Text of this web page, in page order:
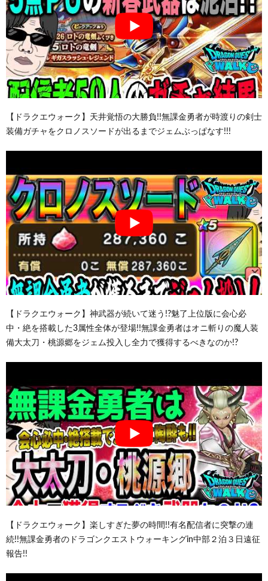
【ドラクエウォーク】天井覚悟の大勝負!!無課金勇者が時渡りの剣士
装備ガチャをクロノスソードが出るまでジェムぶっぱなす!!!
【ドラクエウォーク】神武器が続いて迷う!?魅了上位版に会心必
中・絶を搭載した3属性全体が登場!!無課金勇者はオニ斬りの魔人装
備大太刀・桃源郷をジェム投入し全力で獲得するべきなのか!?
【ドラクエウォーク】楽しすぎた夢の時間!!有名配信者に突撃の連
続!!無課金勇者のドラゴンクエストウォーキングin中部２泊３日遠征
報告!!